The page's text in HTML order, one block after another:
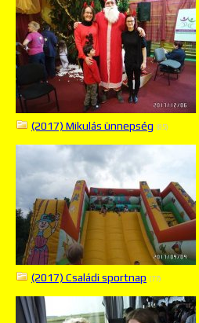
(2017) Mikulás ünnepség (85)
(2017) Családi sportnap (77)